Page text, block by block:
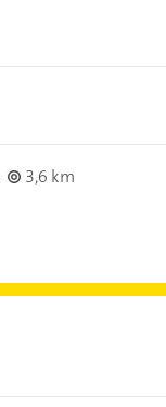
3,6 km